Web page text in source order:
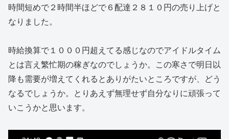
時間短めで２時間半ほどで６配達２８１０円の売り上げと
なりました。
時給換算で１０００円超えてる感じなのでアイドルタイム
とは言え繁忙期の稼ぎなのでしょうか。この寒さで明日以
降も需要が増えてくれるとありがたいところですが、どう
なるでしょうか。とりあえず無理せず自分なりに頑張って
いこうかと思います。